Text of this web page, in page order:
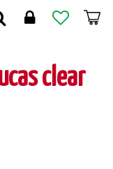
clear